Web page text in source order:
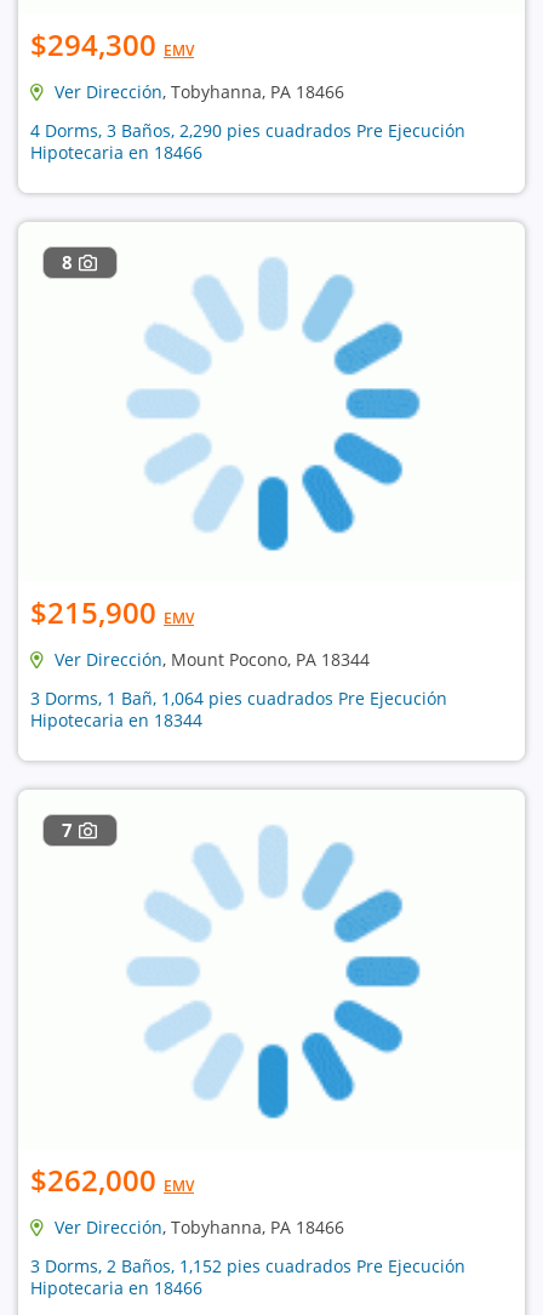
$294,300 EMV
Ver Dirección, Tobyhanna, PA 18466
4 Dorms, 3 Baños, 2,290 pies cuadrados Pre Ejecución
Hipotecaria en 18466
8
$215,900 EMV
Ver Dirección, Mount Pocono, PA 18344
3 Dorms, 1 Bañ, 1,064 pies cuadrados Pre Ejecución
Hipotecaria en 18344
7
$262,000 EMV
Ver Dirección, Tobyhanna, PA 18466
3 Dorms, 2 Baños, 1,152 pies cuadrados Pre Ejecución
Hipotecaria en 18466